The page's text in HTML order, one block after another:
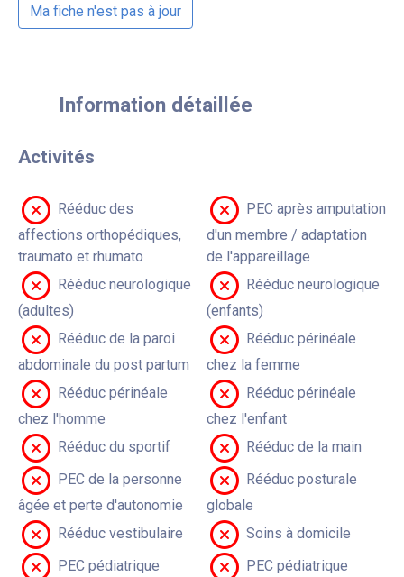
Ma fiche n'est pas à jour
Information détaillée
Activités
Rééduc des
affections orthopédiques,
traumato et rhumato
PEC après amputation
d'un membre / adaptation
de l'appareillage
Rééduc neurologique
(adultes)
Rééduc neurologique
(enfants)
Rééduc de la paroi
abdominale du post partum
Rééduc périnéale
chez la femme
Rééduc périnéale
chez l'homme
Rééduc périnéale
chez l'enfant
Rééduc du sportif
Rééduc de la main
PEC de la personne
âgée et perte d'autonomie
Rééduc posturale
globale
Rééduc vestibulaire
Soins à domicile
PEC pédiatrique
PEC pédiatrique